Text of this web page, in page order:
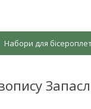
Набори для